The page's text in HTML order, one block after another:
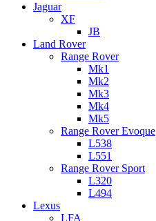
Jaguar
XF
JB
Land Rover
Range Rover
Mk1
Mk2
Mk3
Mk4
Mk5
Range Rover Evoque
L538
L551
Range Rover Sport
L320
L494
Lexus
LFA